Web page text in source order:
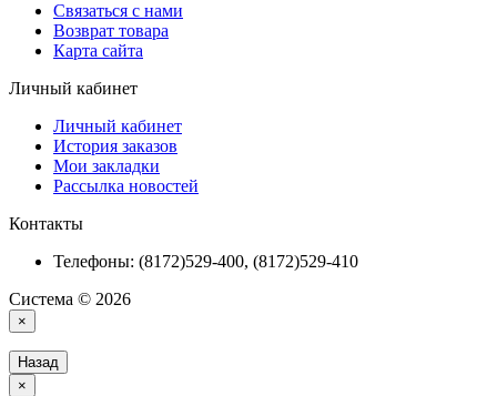
Связаться с нами
Возврат товара
Карта сайта
Личный кабинет
Личный кабинет
История заказов
Мои закладки
Рассылка новостей
Контакты
Телефоны: (8172)529-400, (8172)529-410
Система © 2026
×
Назад
×